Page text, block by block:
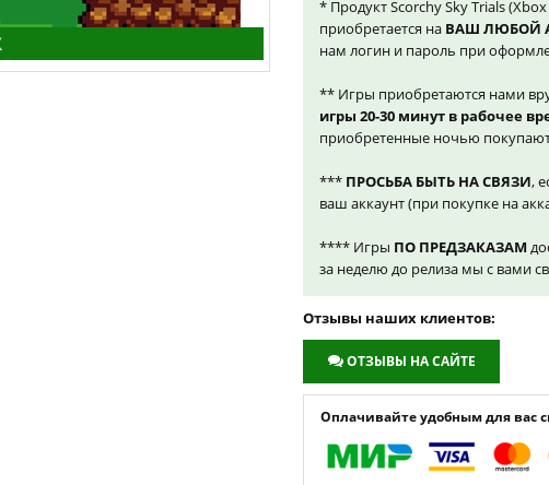
* Продукт Scorchy Sky Trials
приобретается на ВАШ ЛЮБОЙ
нам логин и пароль при
** Игры приобретаются нами
игры 20-30 минут в рабочее
приобретенные ночью
*** ПРОСЬБА БЫТЬ НА СВЯЗИ,
ваш аккаунт (при покупке на
**** Игры ПО ПРЕДЗАКАЗАМ
за неделю до релиза мы с вами
Отзывы наших клиентов:
ОТЗЫВЫ НА САЙТЕ
Оплачивайте удобным для вас